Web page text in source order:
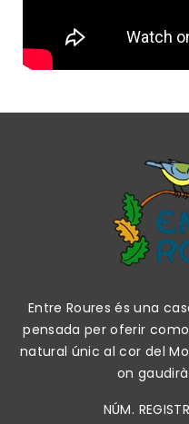
Entre Roures és una
pensada per oferir
natural únic al cor del
on
NÚM.